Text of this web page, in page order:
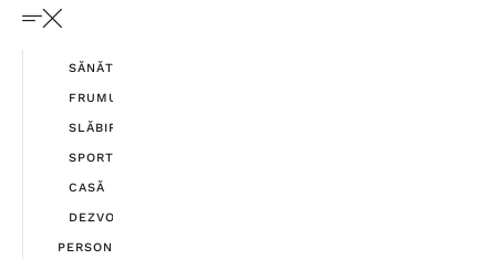
SĂNĂTATE
FRUMUSEȚE
SLĂBIRE
SPORT
CASĂ
DEZVOLTARE
PERSONALĂ